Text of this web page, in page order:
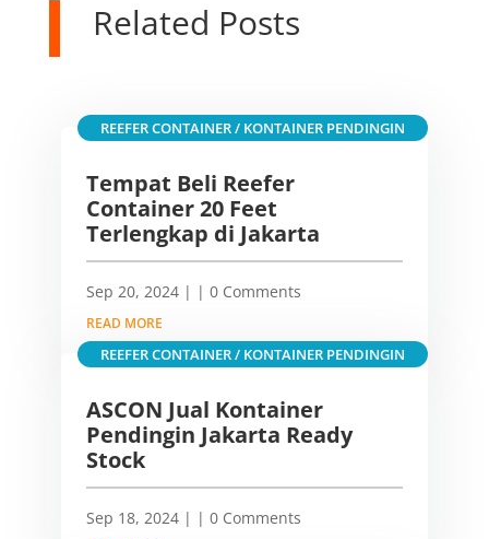
Related Posts
Tempat Beli Reefer
Container 20 Feet
Terlengkap di Jakarta
Sep 20, 2024|
REEFER CONTAINER / KONTAINER PENDINGIN
| 0 Comments
READ MORE
ASCON Jual Kontainer
Pendingin Jakarta Ready
Stock
Sep 18, 2024|
REEFER CONTAINER / KONTAINER PENDINGIN
| 0 Comments